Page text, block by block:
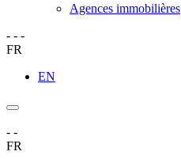
Agences immobilières
- - -
FR
EN
- -
FR